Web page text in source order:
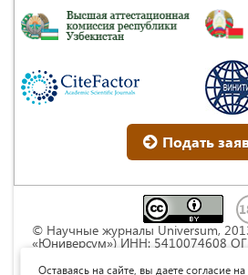
Подать
© Научные журналы Universum,
«Юниверсум») ИНН: 5410074608
Commons « Attribution»
Оставаясь на сайте, вы даете согласие